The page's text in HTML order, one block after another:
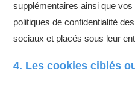
supplémentaires ainsi que
politiques de confidentialité
sociaux et placés sous leur
4. Les cookies ciblés